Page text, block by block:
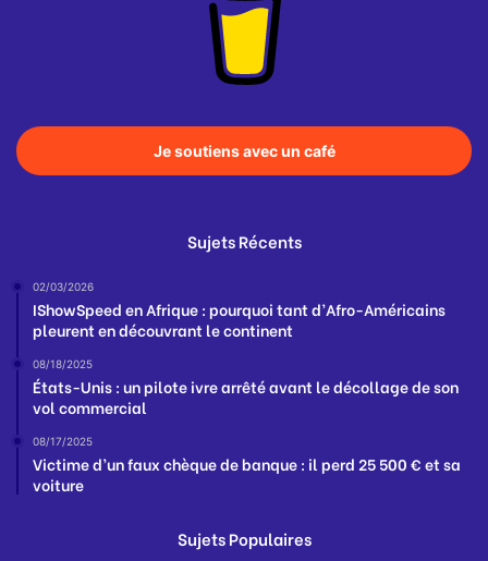
Je soutiens avec un café
Sujets Récents
02/03/2026
IShowSpeed en Afrique : pourquoi tant d’Afro-Américains
pleurent en découvrant le continent
08/18/2025
États-Unis : un pilote ivre arrêté avant le décollage de son
vol commercial
08/17/2025
Victime d’un faux chèque de banque : il perd 25 500 € et sa
voiture
Sujets Populaires